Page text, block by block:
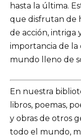
hasta la última.
que disfrutan de
de acción, intriga
importancia de la
mundo lleno de
En nuestra
libros, poemas,
y obras de otros
todo el mundo,